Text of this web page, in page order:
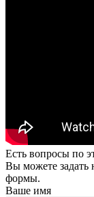
Есть вопросы по
Вы можете
формы.
Ваше имя